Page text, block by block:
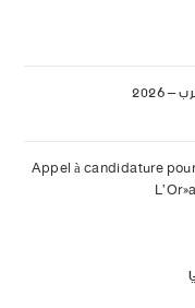
Appel à candidature